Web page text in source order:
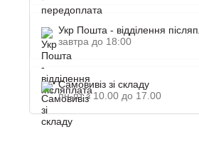
Укр Пошта - відділення
завтра до 18:00
Самовивіз зі складу
пн-пт з 10.00 до 17.00